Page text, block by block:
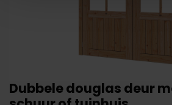
Dubbele douglas deur